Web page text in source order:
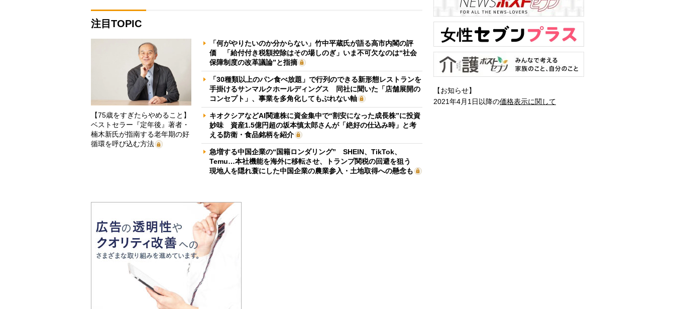
注目TOPIC
【75歳をすぎたらやめること】
ベストセラー『定年後』著者・
楠木新氏が指南する老年期の好
循環を呼び込む方法
「何がやりたいのか分からない」竹中平蔵氏が語る高市内閣の評
価 「給付付き税額控除はその場しのぎ」いま不可欠なのは“社会
保障制度の改革議論”と指摘
「30種類以上のパン食べ放題」で行列のできる新形態レストランを
手掛けるサンマルクホールディングス 同社に聞いた「店舗展開の
コンセプト」、事業を多角化してもぶれない軸
キオクシアなどAI関連株に資金集中で“割安になった成長株”に投資
妙味 資産1.5億円超の坂本慎太郎さんが「絶好の仕込み時」と考
える防衛・食品銘柄を紹介
急増する中国企業の“国籍ロンダリング” SHEIN、TikTok、
Temu…本社機能を海外に移転させ、トランプ関税の回避を狙う
現地人を隠れ蓑にした中国企業の農業参入・土地取得への懸念も
【お知らせ】
2021年4月1日以降の価格表示に関して